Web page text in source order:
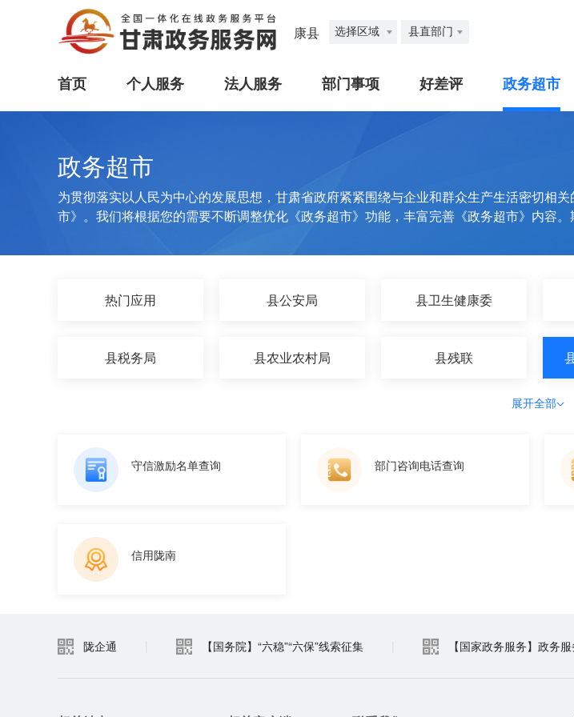
康县 选择区域 县直部门
首页 个人服务 法人服务 部门事项 好差评 政务超市
政务超市
为贯彻落实以人民为中心的发展思想，甘肃省政府紧紧围绕与企业和群众生产生活密切
市》。我们将根据您的需要不断调整优化《政务超市》功能，丰富完善《政务超市》内容
热门应用 县公安局 县卫生健康委
县税务局 县农业农村局 县残联
展开全部
守信激励名单查询 部门咨询电话查询
信用陇南
陇企通 【国务院】“六稳”“六保”线索征集 【国家政务服务】政务